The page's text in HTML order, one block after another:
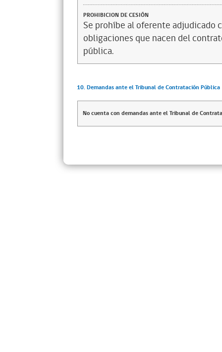
PROHIBICION DE CESIÓN
Se prohíbe al oferente adjudicado
obligaciones que nacen del
pública.
10. Demandas ante el Tribunal de Contratación Pública
No cuenta con demandas ante el Tribunal de